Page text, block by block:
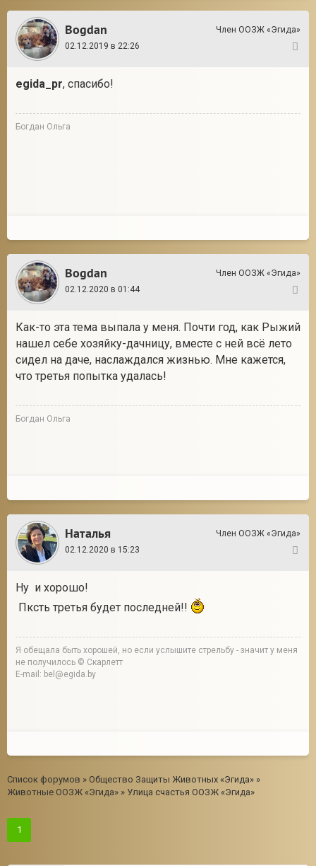
Bogdan
Член ООЗЖ «Эгида»
02.12.2019 в 22:26
egida_pr, спасибо!
Богдан Ольга
Bogdan
Член ООЗЖ «Эгида»
02.12.2020 в 01:44
Как-то эта тема выпала у меня. Почти год, как Рыжий
нашел себе хозяйку-дачницу, вместе с ней всё лето
сидел на даче, наслаждался жизнью. Мне кажется,
что третья попытка удалась!
Богдан Ольга
Наталья
Член ООЗЖ «Эгида»
02.12.2020 в 15:23
Ну и хорошо!
Пксть третья будет последней!!
Я обещала быть хорошей, но если услышите стрельбу - значит у меня
не получилось © Скарлетт
E-mail: bel@egida.by
Список форумов » Общество Защиты Животных «Эгида» »
Животные ООЗЖ «Эгида» » Улица счастья ООЗЖ «Эгида»
1